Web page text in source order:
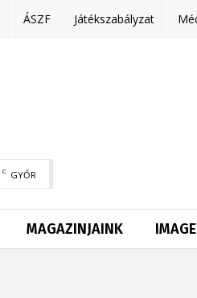
ÁSZF Játékszabályzat
C GYŐR
MAGAZINJAINK